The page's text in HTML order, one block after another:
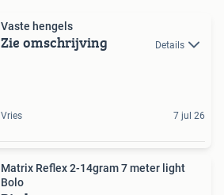
Vaste hengels
Zie omschrijving Details
Vries 7 jul 26
Matrix Reflex 2-14gram 7 meter light
Bolo